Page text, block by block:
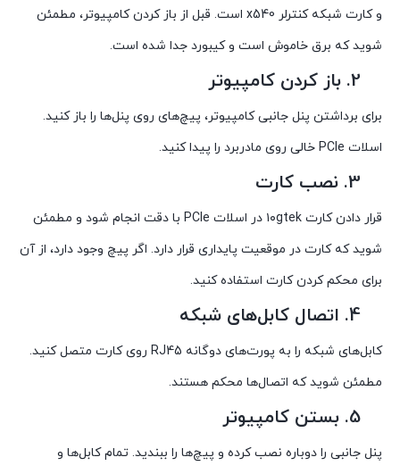
و کارت شبکه کنترلر x540 است. قبل از باز کردن کامپیوتر، مطمئن
شوید که برق خاموش است و کیبورد جدا شده است.
برای برداشتن پنل جانبی کامپیوتر، پیچ‌های روی پنل‌ها را باز کنید.
اسلات PCIe خالی روی مادربرد را پیدا کنید.
قرار دادن کارت ۱۰gtek در اسلات PCIe با دقت انجام شود و مطمئن
شوید که کارت در موقعیت پایداری قرار دارد. اگر پیچ وجود دارد، از آن
برای محکم کردن کارت استفاده کنید.
کابل‌های شبکه را به پورت‌های دوگانه RJ45 روی کارت متصل کنید.
مطمئن شوید که اتصال‌ها محکم هستند.
پنل جانبی را دوباره نصب کرده و پیچ‌ها را ببندید. تمام کابل‌ها و